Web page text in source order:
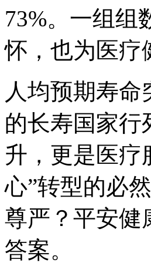
73%。一组组
怀，也为医疗
人均预期寿
的长寿国家行
升，更是医疗
心”转型的必
尊严？平安健
答案。